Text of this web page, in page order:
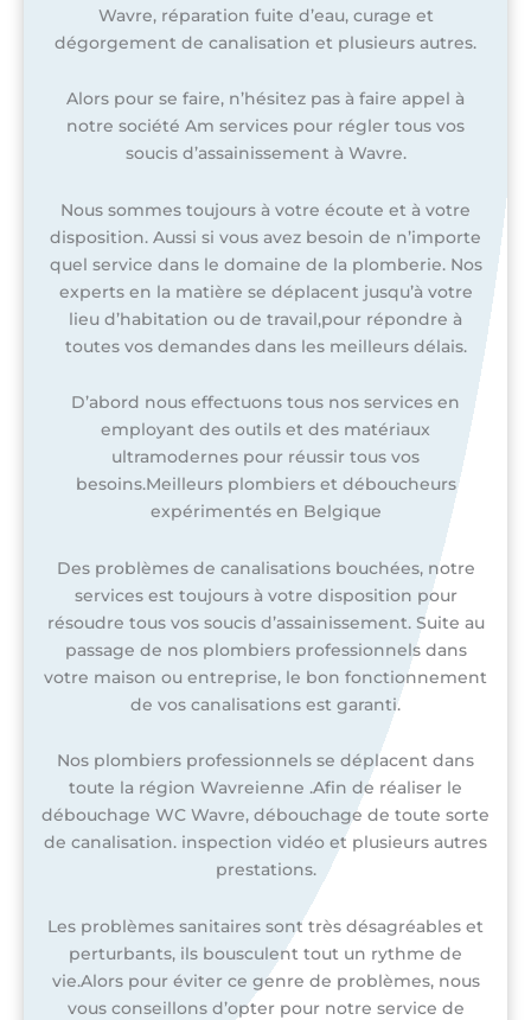
Wavre, réparation fuite d’eau, curage et
dégorgement de canalisation et plusieurs autres.
Alors pour se faire, n’hésitez pas à faire appel à
notre société Am services pour régler tous vos
soucis d’assainissement à Wavre.
Nous sommes toujours à votre écoute et à votre
disposition. Aussi si vous avez besoin de n’importe
quel service dans le domaine de la plomberie. Nos
experts en la matière se déplacent jusqu’à votre
lieu d’habitation ou de travail,pour répondre à
toutes vos demandes dans les meilleurs délais.
D’abord nous effectuons tous nos services en
employant des outils et des matériaux
ultramodernes pour réussir tous vos
besoins.Meilleurs plombiers et déboucheurs
expérimentés en Belgique
Des problèmes de canalisations bouchées, notre
services est toujours à votre disposition pour
résoudre tous vos soucis d’assainissement. Suite au
passage de nos plombiers professionnels dans
votre maison ou entreprise, le bon fonctionnement
de vos canalisations est garanti.
Nos plombiers professionnels se déplacent dans
toute la région Wavreienne .Afin de réaliser le
débouchage WC Wavre, débouchage de toute sorte
de canalisation. inspection vidéo et plusieurs autres
prestations.
Les problèmes sanitaires sont très désagréables et
perturbants, ils bousculent tout un rythme de
vie.Alors pour éviter ce genre de problèmes, nous
vous conseillons d’opter pour notre service de